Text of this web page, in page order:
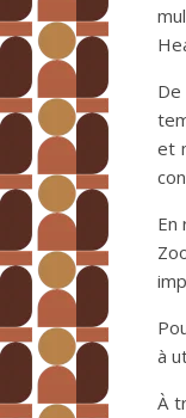
et
En
à
À